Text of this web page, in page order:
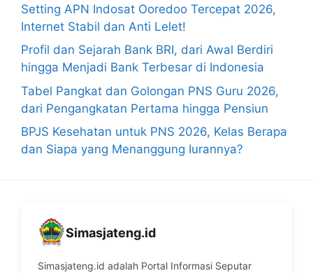
Setting APN Indosat Ooredoo Tercepat 2026,
Internet Stabil dan Anti Lelet!
Profil dan Sejarah Bank BRI, dari Awal Berdiri
hingga Menjadi Bank Terbesar di Indonesia
Tabel Pangkat dan Golongan PNS Guru 2026,
dari Pengangkatan Pertama hingga Pensiun
BPJS Kesehatan untuk PNS 2026, Kelas Berapa
dan Siapa yang Menanggung Iurannya?
Simasjateng.id
Simasjateng.id adalah Portal Informasi Seputar